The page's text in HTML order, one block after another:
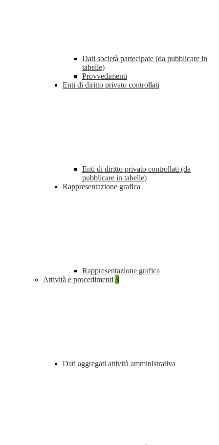
Dati società partecipate (da pubblicare in
tabelle)
Provvedimenti
Enti di diritto privato controllati
Enti di diritto privato controllati (da
pubblicare in tabelle)
Rappresentazione grafica
Rappresentazione grafica
Attività e procedimenti 3
Dati aggregati attività amministrativa